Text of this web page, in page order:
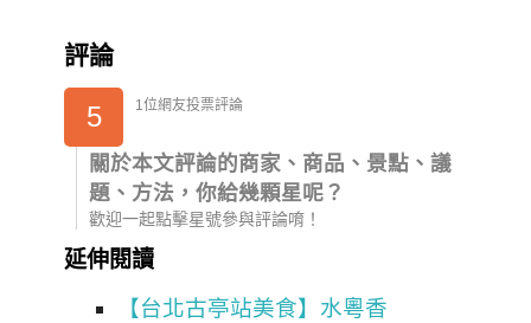
評論
5 1位網友投票評論
關於本文評論的商家、商品、景點、議
題、方法，你給幾顆星呢？
歡迎一起點擊星號參與評論唷！
延伸閱讀
【台北古亭站美食】水粵香